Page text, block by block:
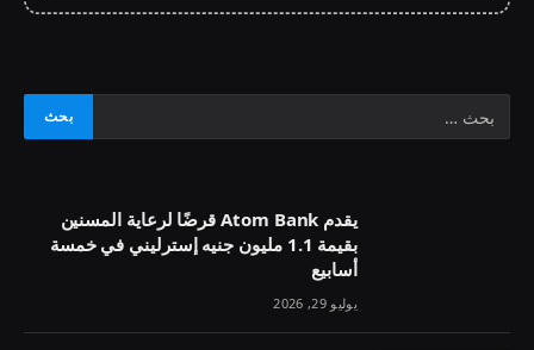
يقدم Atom Bank قرضًا لرعاية المسنين
بقيمة 1.1 مليون جنيه إسترليني في خمسة
أسابيع
يوليو 29, 2026